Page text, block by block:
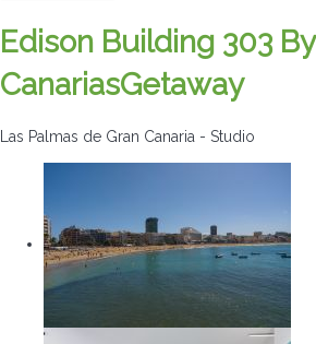
Edison Building 303 By
CanariasGetaway
Las Palmas de Gran Canaria - Studio